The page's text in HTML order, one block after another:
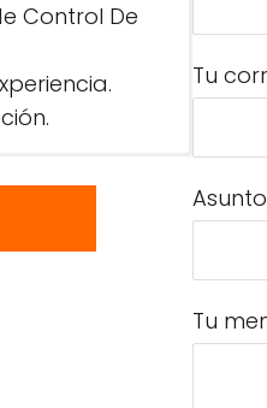
Control De
Tu
Asunto
Tu